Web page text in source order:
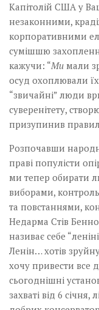
Капітолій США у
незаконними,
корпоративними
сумішшю
кажучи: “Ми мали
осуд охоплювали
“звичайні” люди
суверенітету,
призупинив
Розпочавши
праві популісти
ми тепер обирати
виборами,
та повстаннями,
Недарма Стів
називає себе
Ленін… хотів
хочу привести все
сьогоднішні
захваті від 6 січня,